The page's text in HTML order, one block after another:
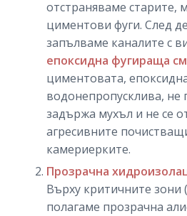
отстраняваме старите,
циментови фуги. След
запълваме каналите с
епоксидна фугираща
циментовата,
водонепропусклива, не
задържа мухъл и не се
агресивните
камериерките.
Прозрачна
Върху критичните зони
полагаме прозрачна